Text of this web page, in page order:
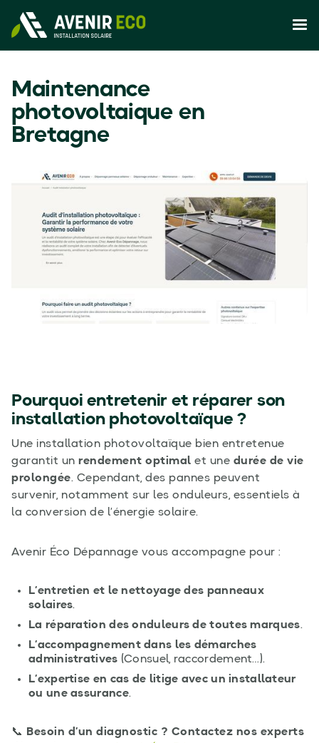
Maintenance
photovoltaique en
Bretagne
Pourquoi entretenir et réparer son
installation photovoltaïque ?
Une installation photovoltaïque bien entretenue
garantit un rendement optimal et une durée de vie
prolongée. Cependant, des pannes peuvent
survenir, notamment sur les onduleurs, essentiels à
la conversion de l’énergie solaire.
Avenir Éco Dépannage vous accompagne pour :
L’entretien et le nettoyage des panneaux
solaires.
La réparation des onduleurs de toutes marques.
L’accompagnement dans les démarches
administratives (Consuel, raccordement…).
L’expertise en cas de litige avec un installateur
ou une assurance.
📞
Besoin d’un diagnostic ? Contactez nos experts